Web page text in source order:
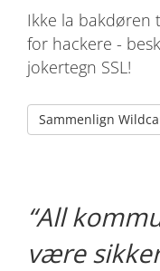
Ikke la
for hackere -
jokertegn SSL!
Sammenlign
All
være